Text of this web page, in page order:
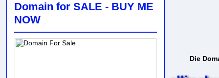
Domain for SALE - BUY ME
NOW
Die